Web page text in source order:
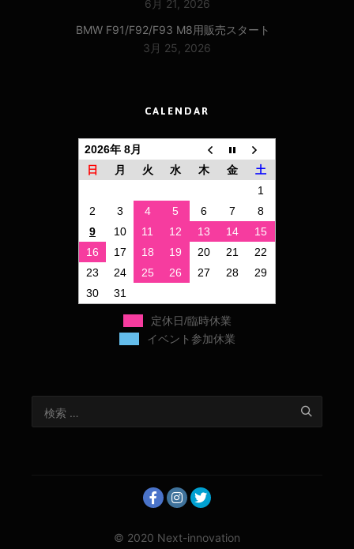
6月 21, 2026
BMW F91/F92/F93 M8用販売スタート
3月 25, 2026
CALENDAR
2026年 8月
日
月 火 水 木 金
土
1
2
3 4 5 6 7
8
9
10 11 12 13 14
15
16
17 18 19 20 21
22
23
24 25 26 27 28
29
30
31
定休日/臨時休業
イベント参加休業
© 2020 Next-innovation